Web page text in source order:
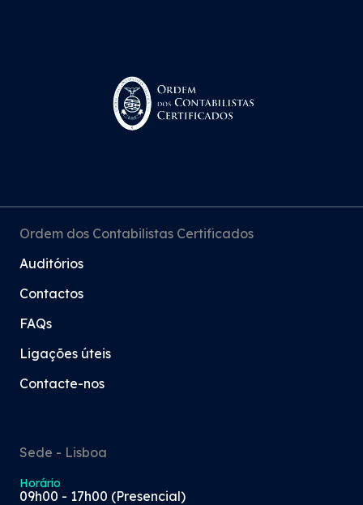
Ordem dos Contabilistas Certificados
Auditórios
Contactos
FAQs
Ligações úteis
Contacte-nos
Sede - Lisboa
Horário
09h00 - 17h00 (Presencial)